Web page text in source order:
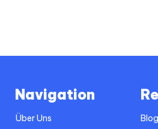
Navigation
Über Uns
Blog